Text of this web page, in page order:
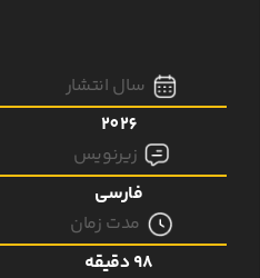
سال انتشار
2026
زیرنویس
فارسی
مدت زمان
98 دقیقه